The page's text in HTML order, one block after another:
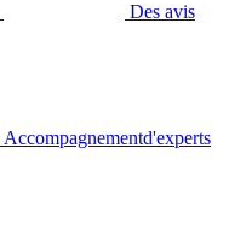
Des avis
Accompagnementd'experts